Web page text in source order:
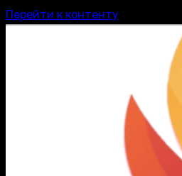
Перейти к контенту